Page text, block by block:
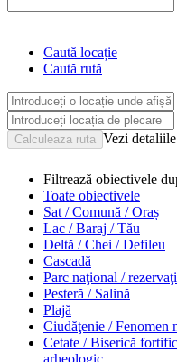
Caută locație
Caută rută
Vezi
Filtrează obiectivele
Toate obiectivele
Sat / Comună / Oraș
Lac / Baraj / Tău
Deltă / Chei / Defileu
Cascadă
Parc naţional /
Pesteră / Salină
Plajă
Ciudăţenie / Fenomen
Cetate / Biserică
arheologic